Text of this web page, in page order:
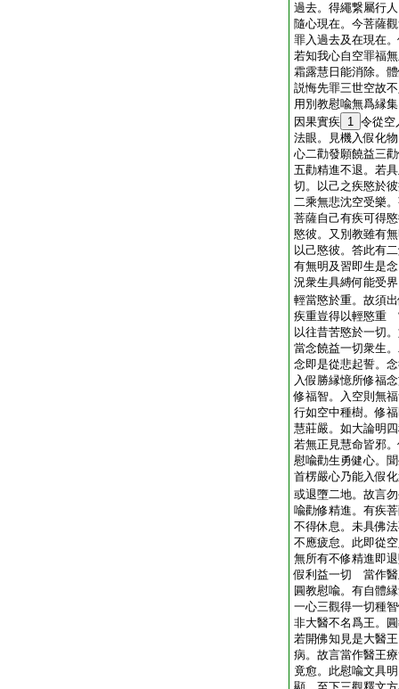
過去。得繩繋屬行
隨心現在。今菩薩
罪入過去及在現在
若知我心自空罪福
霜露慧日能消除。
説悔先罪三世空故
用別教慰喩無爲縁
因果實疾 1 令從空
法眼。見機入假化
心二勸發願饒益三
五勸精進不退。若
切。以己之疾愍於
二乘無悲沈空受樂
菩薩自己有疾可得
愍彼。又別教雖有
以己愍彼。答此有
有無明及習即生是
況衆生具縛何能受
輕當愍於重。故須
疾重豈得以輕愍重
以往昔苦愍於一切
當念饒益一切衆生
念即是從悲起誓。
入假勝縁憶所修福
修福智。入空則無
行如空中種樹。修
慧莊嚴。如大論明
若無正見慧命皆邪
慰喩勸生勇健心。
首楞嚴心乃能入假
或退墮二地。故言
喩勸修精進。有疾
不得休息。未具佛
不應疲怠。此即從
無所有不修精進即
假利益一切 當作醫
圓教慰喩。有自體
一心三觀得一切種
非大醫不名爲王。
若開佛知見是大醫
病。故言當作醫王
竟愈。此慰喩文具